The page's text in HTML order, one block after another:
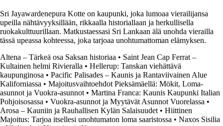
Sri Jayawardenepura Kotte on kaupunki, joka lumoaa vierailijansa
upeilla nähtävyyksillään, rikkaalla historiallaan ja herkullisella
ruokakulttuurillaan. Matkustaessasi Sri Lankaan älä unohda vierailla
tässä upeassa kohteessa, joka tarjoaa unohtumattoman elämyksen.
Altena – Tärkeä osa Saksan historiaa • Saint Jean Cap Ferrat –
Kultainen helmi Rivieralla • Hellerup: Tanskan viehättävä
kaupunginosa • Pacific Palisades – Kaunis ja Rantaviivainen Alue
Kaliforniassa • Majoitusvaihtoehdot Pieksämäellä: Mökit, Loma-
asunnot ja Vuokra-asunnot • Martina Franca: Kaunis Kaupunki Italian
Pohjoisosassa • Vuokra-asunnot ja Myytävät Asunnot Vuorelassa •
Arosa – Kauniin ja Rauhallisen Kylän Salaisuudet • Hiittinen
Majoitus: Tarjoa itsellesi unohtumaton loma saaristossa • Naxos Sisilia